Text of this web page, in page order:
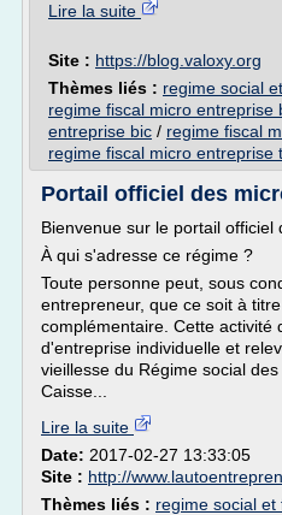
Lire la suite
Site : https://blog.valoxy.org
Thèmes liés : regime social
regime fiscal micro entreprise
entreprise bic / regime fiscal
regime fiscal micro entreprise
Portail officiel des
Bienvenue sur le portail
À qui s'adresse ce régime ?
Toute personne peut, sous
entrepreneur, que ce soit à
complémentaire. Cette activité
d'entreprise individuelle et
vieillesse du Régime social
Caisse...
Lire la suite
Date: 2017-02-27 13:33:05
Site : http://
Thèmes liés : regime social